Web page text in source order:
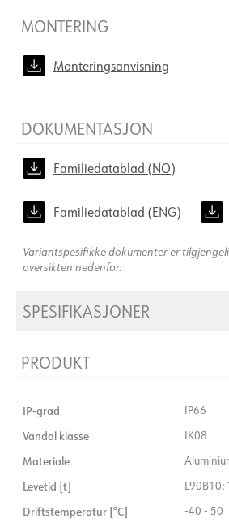
MONTERING
Monteringsanvisning
DOKUMENTASJON
Familiedatablad (NO)
Familiedatablad (ENG)
Variantspesifikke dokumenter er
oversikten nedenfor.
SPESIFIKASJONER
PRODUKT
IP-grad IP66
Vandal klasse IK08
Materiale
Levetid [t] L90B10:
Driftstemperatur [°C] -40 - 50